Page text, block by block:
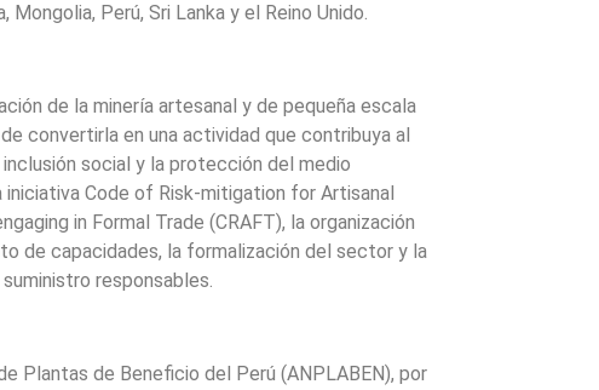
Mongolia, Perú, Sri Lanka y el Reino Unido.
de la minería artesanal y de pequeña escala
convertirla en una actividad que contribuya al
social y la protección del medio
Code of Risk-mitigation for Artisanal
in Formal Trade (CRAFT), la organización
de capacidades, la formalización del sector y la
responsables.
Plantas de Beneficio del Perú (ANPLABEN), por